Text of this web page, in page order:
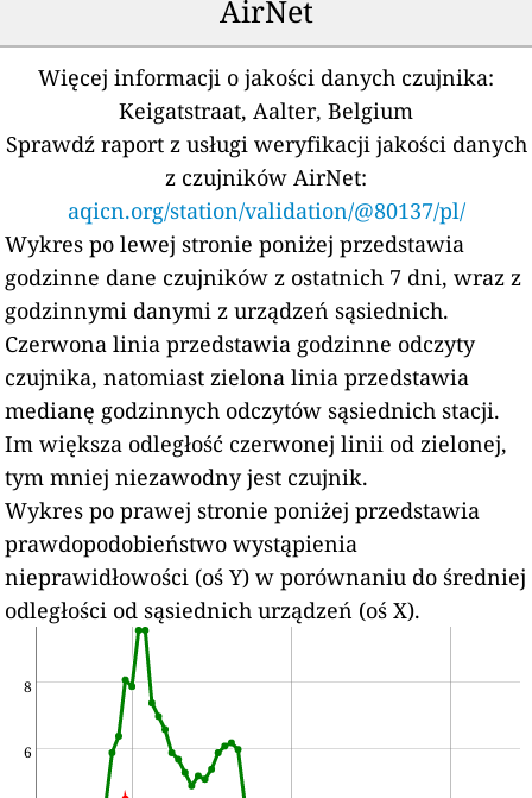
AirNet
Więcej informacji o jakości danych czujnika:
Keigatstraat, Aalter, Belgium
Sprawdź raport z usługi weryfikacji jakości danych
z czujników AirNet:
aqicn.org/station/validation/@80137/pl/
Wykres po lewej stronie poniżej przedstawia
godzinne dane czujników z ostatnich 7 dni, wraz z
godzinnymi danymi z urządzeń sąsiednich.
Czerwona linia przedstawia godzinne odczyty
czujnika, natomiast zielona linia przedstawia
medianę godzinnych odczytów sąsiednich stacji.
Im większa odległość czerwonej linii od zielonej,
tym mniej niezawodny jest czujnik.
Wykres po prawej stronie poniżej przedstawia
prawdopodobieństwo wystąpienia
nieprawidłowości (oś Y) w porównaniu do średniej
odległości od sąsiednich urządzeń (oś X).
6
8